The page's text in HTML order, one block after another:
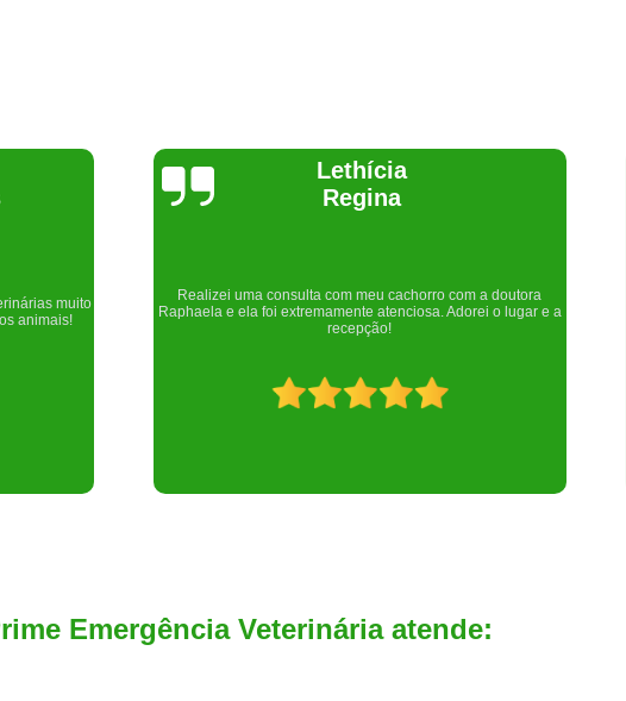
doutora
o lugar e a
Joelma Lilian
Um lugar maravilhoso. Sempre serei grata pelo que fizeram por
nós!
Emergência Veterinária atende: